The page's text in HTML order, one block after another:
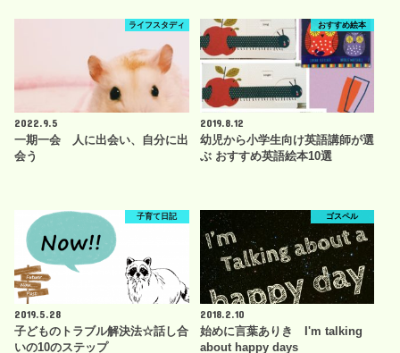
ライフスタディ
2022.9.5
一期一会 人に出会い、自分に出
会う
おすすめ絵本
2019.8.12
幼児から小学生向け英語講師が選
ぶ おすすめ英語絵本10選
子育て日記
2019.5.28
子どものトラブル解決法☆話し合
いの10のステップ
ゴスペル
2018.2.10
始めに言葉ありき I'm talking
about happy days